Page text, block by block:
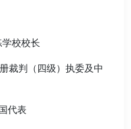
校校长
裁判（四级）执委及中
代表